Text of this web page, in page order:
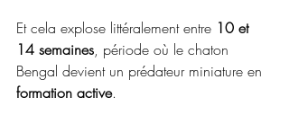
Et cela explose littéralement entre 10 et
14 semaines, période où le chaton
Bengal devient un prédateur miniature en
formation active.